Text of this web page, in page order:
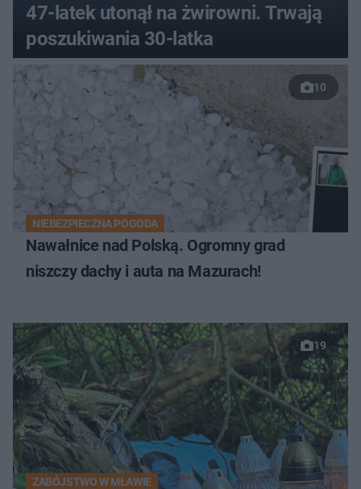
47-latek utonął na żwirowni. Trwają
poszukiwania 30-latka
10
NIEBEZPIECZNA POGODA
Nawałnice nad Polską. Ogromny grad
niszczy dachy i auta na Mazurach!
19
ZABÓJSTWO W MŁAWIE